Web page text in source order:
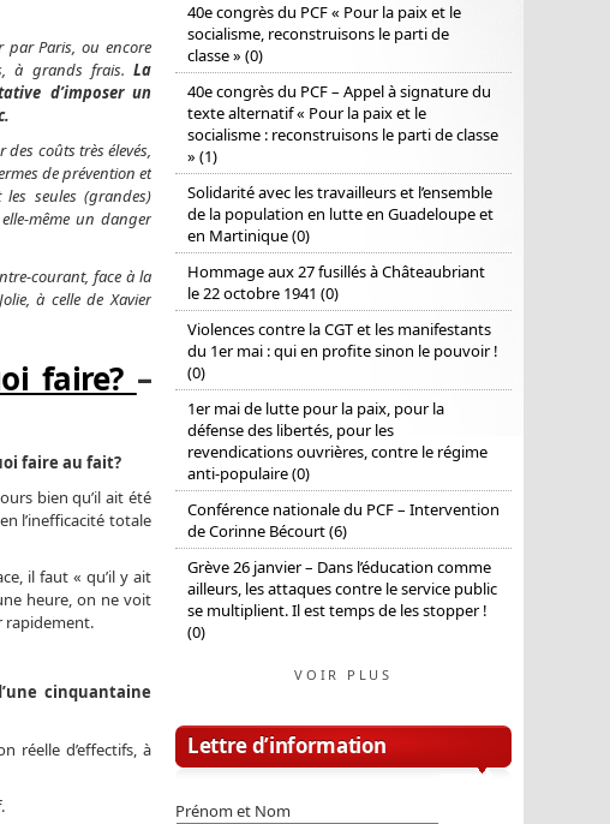
par Paris, ou encore
à grands frais. La
d’imposer un
coûts très élevés,
de prévention et
seules (grandes)
même un danger
courant, face à la
à celle de Xavier
faire? –
faire au fait?
bien qu’il ait été
l’inefficacité totale
il faut « qu’il y ait
heure, on ne voit
rapidement.
cinquantaine
réelle d’effectifs, à
40e congrès du PCF « Pour la paix et le
socialisme, reconstruisons le parti de
classe » (0)
40e congrès du PCF – Appel à signature du
texte alternatif « Pour la paix et le
socialisme : reconstruisons le parti de classe
» (1)
Solidarité avec les travailleurs et l’ensemble
de la population en lutte en Guadeloupe et
en Martinique (0)
Hommage aux 27 fusillés à Châteaubriant
le 22 octobre 1941 (0)
Violences contre la CGT et les manifestants
du 1er mai : qui en profite sinon le pouvoir !
(0)
1er mai de lutte pour la paix, pour la
défense des libertés, pour les
revendications ouvrières, contre le régime
anti-populaire (0)
Conférence nationale du PCF – Intervention
de Corinne Bécourt (6)
Grève 26 janvier – Dans l’éducation comme
ailleurs, les attaques contre le service public
se multiplient. Il est temps de les stopper !
(0)
VOIR PLUS
Lettre d’information
Prénom et Nom